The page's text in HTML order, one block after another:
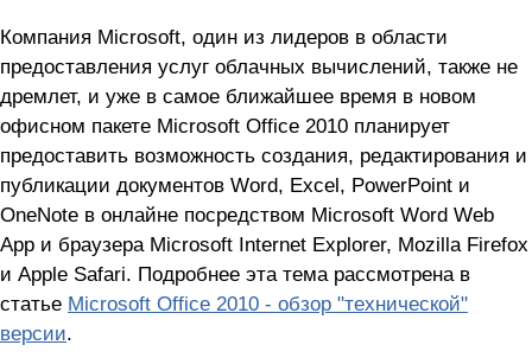
Компания Microsoft, один из лидеров в области
предоставления услуг облачных вычислений, также не
дремлет, и уже в самое ближайшее время в новом
офисном пакете Microsoft Office 2010 планирует
предоставить возможность создания, редактирования и
публикации документов Word, Excel, PowerPoint и
OneNote в онлайне посредством Microsoft Word Web
App и браузера Microsoft Internet Explorer, Mozilla Firefox
и Apple Safari. Подробнее эта тема рассмотрена в
статье Microsoft Office 2010 - обзор "технической"
версии.